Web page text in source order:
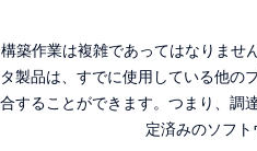
構築作業は複雑であってはなりませ
タ製品は、すでに使用している他の
合することができます。つまり、調
定済みのソフト